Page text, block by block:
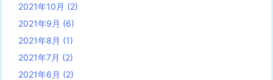
2021年10月 (2)
2021年9月 (6)
2021年8月 (1)
2021年7月 (2)
2021年6月 (2)